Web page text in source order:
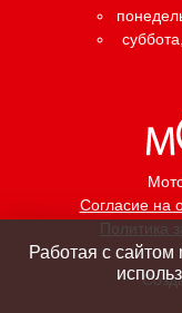
Согласие на
Политика
Работая с